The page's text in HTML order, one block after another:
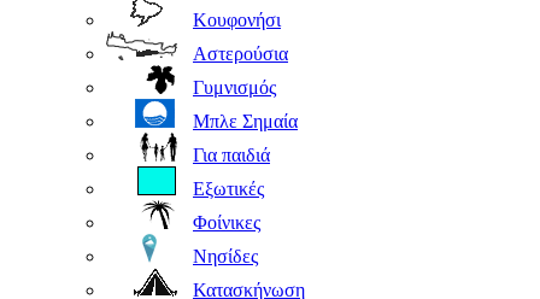
Κουφονήσι
Αστερούσια
Γυμνισμός
Μπλε Σημαία
Για παιδιά
Εξωτικές
Φοίνικες
Νησίδες
Κατασκήνωση